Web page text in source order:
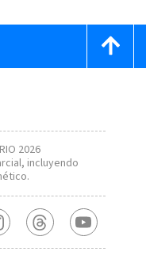
2026
incluyendo